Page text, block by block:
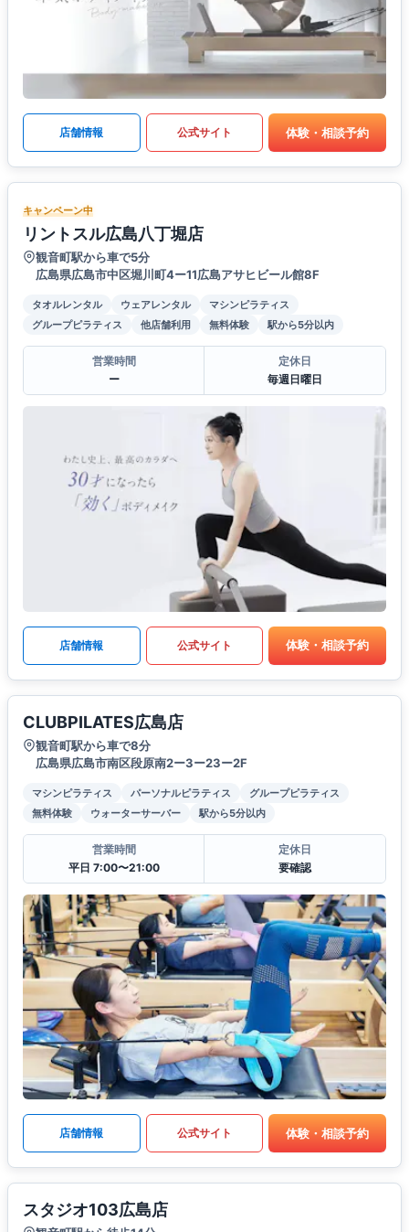
店舗情報 公式サイト 体験・相談予約
キャンペーン中
リントスル広島八丁堀店
観音町駅から車で5分
広島県広島市中区堀川町4ー11広島アサヒビール館8F
タオルレンタル ウェアレンタル
マシンピラティス
グループピラティス
他店舗利用 無料体験 駅から5分以内
営業時間
ー
定休日
毎週日曜日
店舗情報 公式サイト 体験・相談予約
CLUBPILATES広島店
観音町駅から車で8分
広島県広島市南区段原南2ー3ー23ー2F
マシンピラティス パーソナルピラティス
グループピラティス
無料体験
ウォーターサーバー 駅から5分以内
営業時間
平日 7:00〜21:00
定休日
要確認
店舗情報 公式サイト 体験・相談予約
スタジオ103広島店